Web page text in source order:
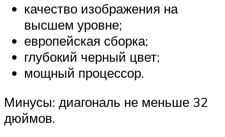
качество изображения на
высшем уровне;
европейская сборка;
глубокий черный цвет;
мощный процессор.
Минусы: диагональ не меньше 32
дюймов.